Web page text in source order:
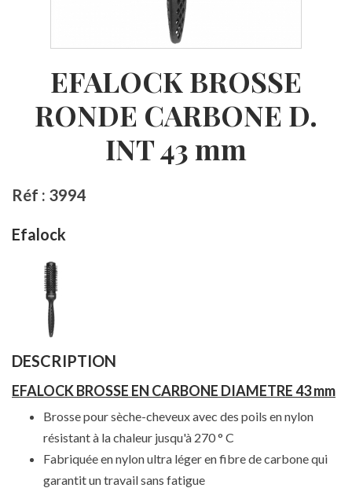
EFALOCK BROSSE
RONDE CARBONE D.
INT 43 mm
Réf : 3994
Efalock
DESCRIPTION
EFALOCK BROSSE EN CARBONE DIAMETRE 43 mm
Brosse pour sèche-cheveux avec des poils en nylon
résistant à la chaleur jusqu'à 270 ° C
Fabriquée en nylon ultra léger en fibre de carbone qui
garantit un travail sans fatigue